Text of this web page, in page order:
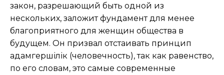
закон, разрешающий быть одной из
нескольких, заложит фундамент для менее
благоприятного для женщин общества в
будущем. Он призвал отстаивать принцип
адамгершілік (человечность), так как равенство,
по его словам, это самые современные